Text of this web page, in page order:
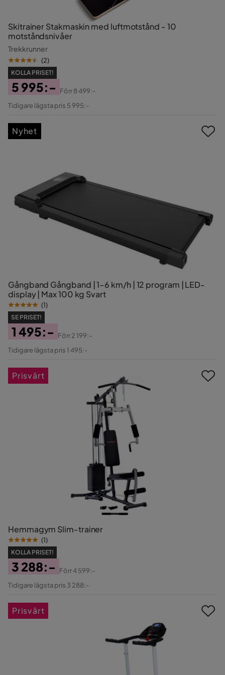
Skitrainer Stakmaskin med luftmotstånd - 10
motståndsnivåer
Trekkrunner
(2)
KOLLA PRISET!
Pris
5 995:-
Original
Förr8 499:-
Tidigare lägsta pris 5 995:-
Gångband Gångband | 1–6 km/h | 12 program | LED-
display | Max 100 kg Svart
(1)
SE PRISET!
Pris
1 495:-
Original
Förr2 199:-
Tidigare lägsta pris 1 495:-
Nyhet
Hemmagym Slim-trainer
(1)
KOLLA PRISET!
Pris
3 288:-
Original
Förr4 599:-
Tidigare lägsta pris 3 288:-
Prisvärt
Prisvärt